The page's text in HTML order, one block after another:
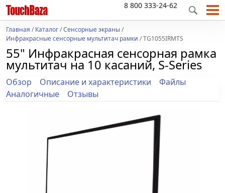
8 800 333-24-62
Главная /Каталог/Сенсорные экраны/
Инфракрасные сенсорные мультитач рамки / TG1055IRMTS
55" Инфракрасная сенсорная рамка
мультитач на 10 касаний, S-Series
Обзор Описание и характеристики
Файлы
Аналогичные
Отзывы